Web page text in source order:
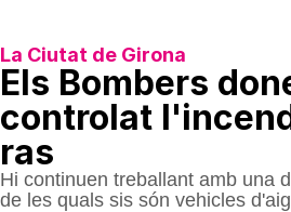
La Ciutat de Girona
Els Bombers
controlat
ras
Hi continuen treballant amb una
de les quals sis són vehicles